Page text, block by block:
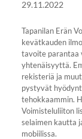
29.11.2022
Tapanilan Erän
kevätkauden
tavoite parantaa
yhtenäisyyttä.
rekisteriä ja
pystyvät
tehokkaammin.
Voimisteluliiton
selaimen kautta
mobiilissa.